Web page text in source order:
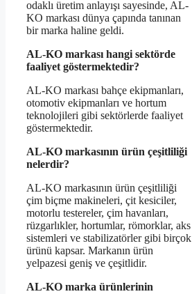
odaklı üretim anlayışı sayesinde, AL-
KO markası dünya çapında tanınan
bir marka haline geldi.
AL-KO markası hangi sektörde
faaliyet göstermektedir?
AL-KO markası bahçe ekipmanları,
otomotiv ekipmanları ve hortum
teknolojileri gibi sektörlerde faaliyet
göstermektedir.
AL-KO markasının ürün çeşitliliği
nelerdir?
AL-KO markasının ürün çeşitliliği
çim biçme makineleri, çit kesiciler,
motorlu testereler, çim havanları,
rüzgarlıkler, hortumlar, römorklar, aks
sistemleri ve stabilizatörler gibi birçok
ürünü kapsar. Markanın ürün
yelpazesi geniş ve çeşitlidir.
AL-KO marka ürünlerinin